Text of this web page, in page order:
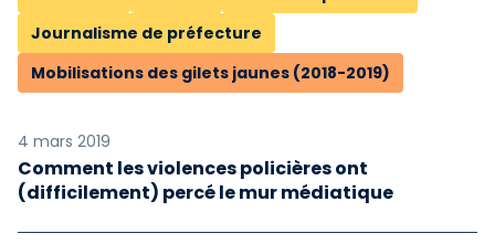
Journalisme de préfecture
Mobilisations des gilets jaunes (2018-2019)
4 mars 2019
Comment les violences policières ont
(difficilement) percé le mur médiatique